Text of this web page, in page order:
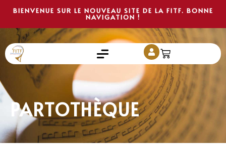
BIENVENUE SUR LE NOUVEAU SITE DE LA FITF. BONNE
NAVIGATION !
PARTOTHÈQUE